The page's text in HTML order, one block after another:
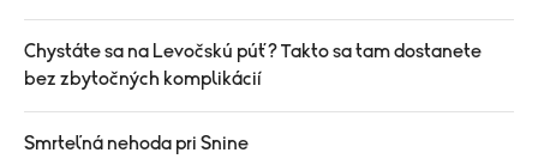
Chystáte sa na Levočskú púť? Takto sa tam dostanete
bez zbytočných komplikácií
Smrteľná nehoda pri Snine